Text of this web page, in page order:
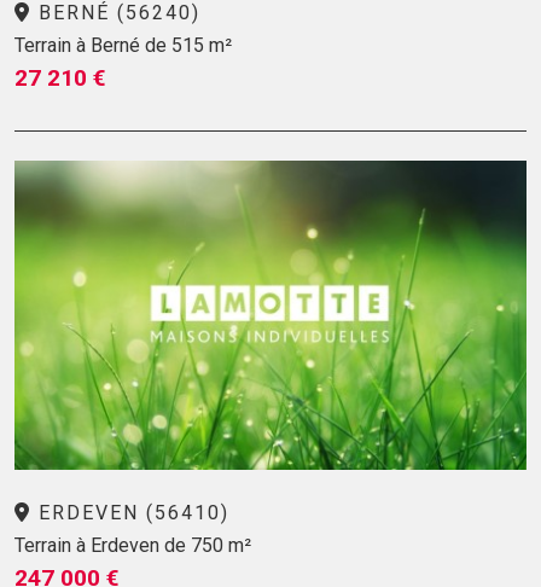
BERNÉ (56240)
Terrain à Berné de 515 m²
27 210 €
ERDEVEN (56410)
Terrain à Erdeven de 750 m²
247 000 €